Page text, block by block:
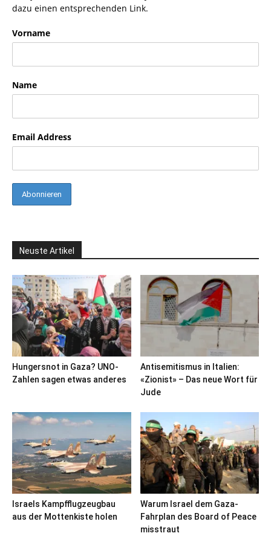
dazu einen entsprechenden Link.
Vorname
Name
Email Address
Neuste Artikel
Hungersnot in Gaza? UNO-
Zahlen sagen etwas anderes
Antisemitismus in Italien:
«Zionist» – Das neue Wort für
Jude
Israels Kampfflugzeugbau
aus der Mottenkiste holen
Warum Israel dem Gaza-
Fahrplan des Board of Peace
misstraut